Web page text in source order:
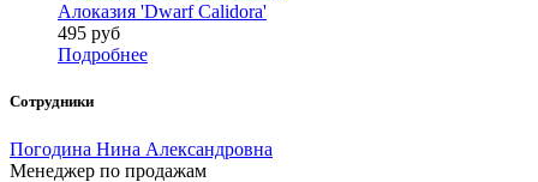
Алоказия 'Dwarf Calidora'
495 руб
Подробнее
Сотрудники
Погодина Нина Александровна
Менеджер по продажам